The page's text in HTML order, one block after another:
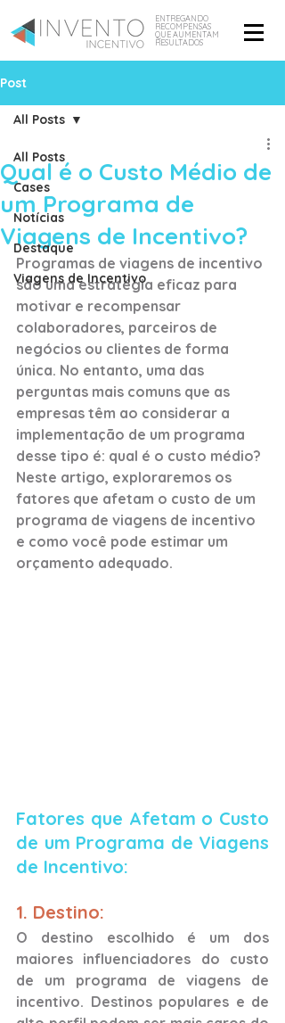
ENTREGANDO
RECOMPENSAS
QUE AUMENTAM
RESULTADOS
Post
All Posts
Cases
Notícias
Destaque
Viagens de Incentivo
All Posts
Qual é o Custo Médio de
um Programa de
Viagens de Incentivo?
Programas de viagens de incentivo
são uma estratégia eficaz para
motivar e recompensar
colaboradores, parceiros de
negócios ou clientes de forma
única. No entanto, uma das
perguntas mais comuns que as
empresas têm ao considerar a
implementação de um programa
desse tipo é: qual é o custo médio?
Neste artigo, exploraremos os
fatores que afetam o custo de um
programa de viagens de incentivo
e como você pode estimar um
orçamento adequado.
Fatores que Afetam o Custo
de um Programa de Viagens
de Incentivo:
1. Destino:
O destino escolhido é um dos
maiores influenciadores do custo
de um programa de viagens de
incentivo. Destinos populares e de